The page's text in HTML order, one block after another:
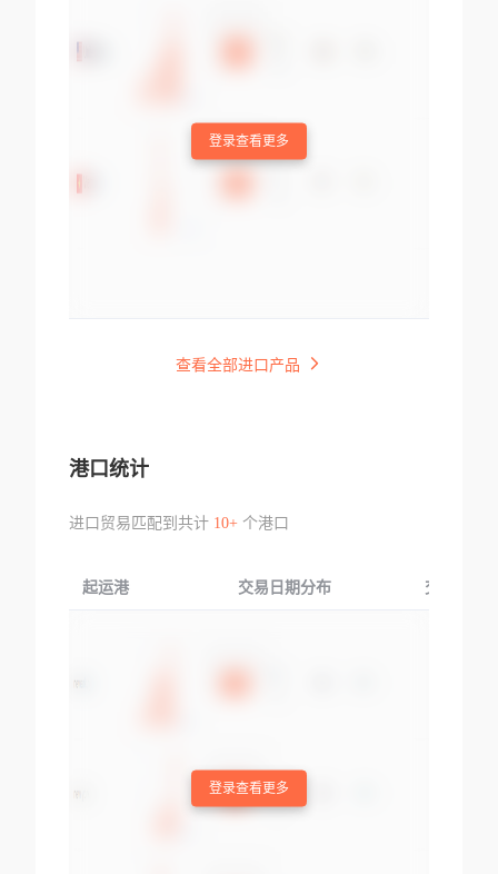
登录查看更多
查看全部进口产品
港口统计
进口贸易匹配到共计 10+个港口
起运港 交易日期分布 交易产品
登录查看更多